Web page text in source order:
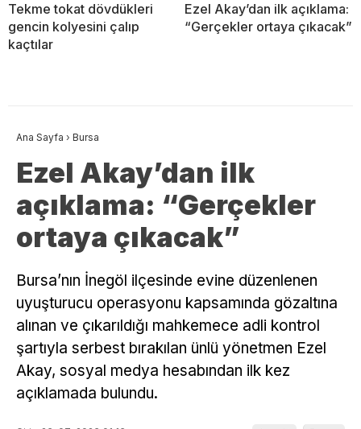
Tekme tokat dövdükleri
gencin kolyesini çalıp
kaçtılar
Ezel Akay’dan ilk açıklama:
“Gerçekler ortaya çıkacak”
Ana Sayfa › Bursa
Ezel Akay’dan ilk
açıklama: “Gerçekler
ortaya çıkacak”
Bursa’nın İnegöl ilçesinde evine düzenlenen
uyuşturucu operasyonu kapsamında gözaltına
alınan ve çıkarıldığı mahkemece adli kontrol
şartıyla serbest bırakılan ünlü yönetmen Ezel
Akay, sosyal medya hesabından ilk kez
açıklamada bulundu.